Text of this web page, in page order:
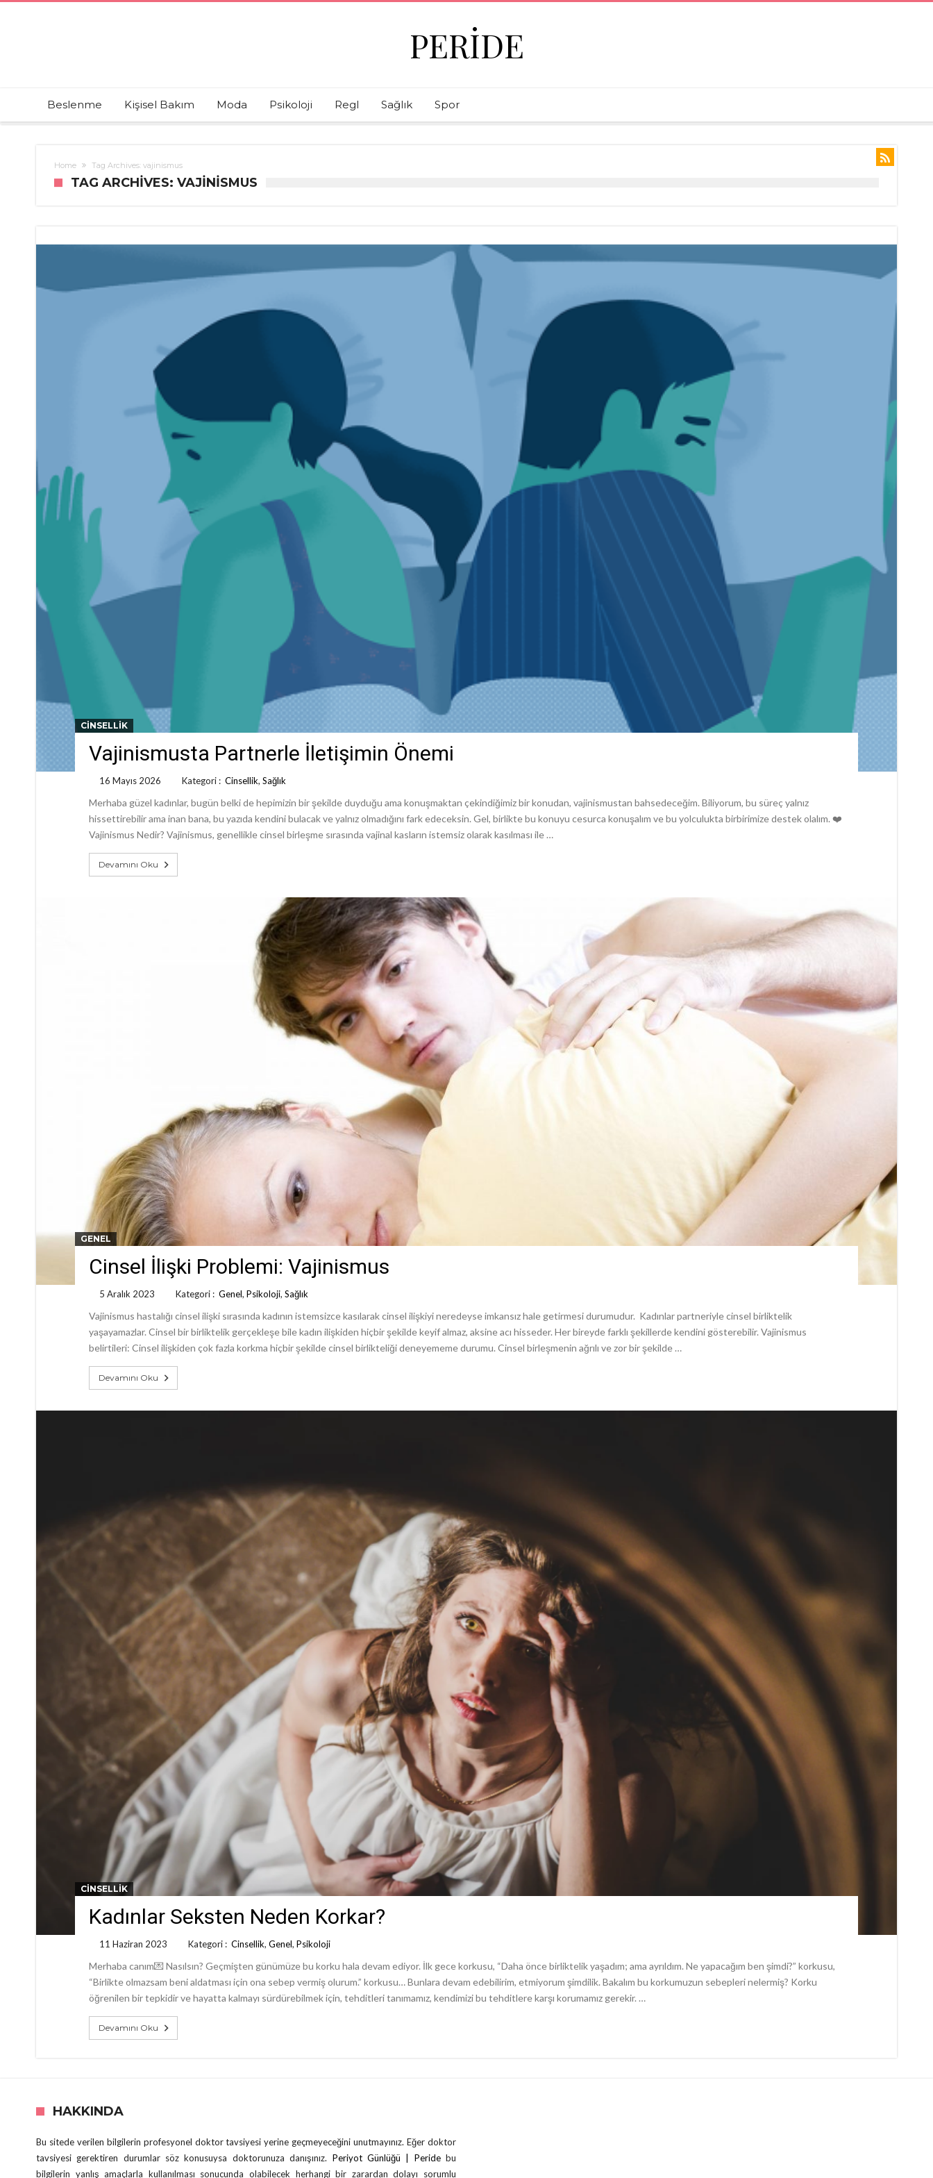
PERIDE
Beslenme Kişisel Bakım Moda Psikoloji Regl Sağlık Spor
Home Tag Archives: vajinismus
TAG ARCHIVES: VAJINISMUS
CINSELLIK
Vajinismusta Partnerle İletişimin Önemi
16 Mayıs 2026 Kategori : Cinsellik, Sağlık
Merhaba güzel kadınlar, bugün belki de hepimizin bir şekilde duyduğu ama konuşmaktan çekindiğimiz bir konudan, vajinismustan bahsedeceğim. Biliyorum, bu süreç yalnız
hissettirebilir ama inan bana, bu yazıda kendini bulacak ve yalnız olmadığını fark edeceksin. Gel, birlikte bu konuyu cesurca konuşalım ve bu yolculukta birbirimize destek olalım. ❤️
Vajinismus Nedir? Vajinismus, genellikle cinsel birleşme sırasında vajinal kasların istemsiz olarak kasılması ile …
Devamını Oku
GENEL
Cinsel İlişki Problemi: Vajinismus
5 Aralık 2023 Kategori : Genel, Psikoloji, Sağlık
Vajinismus hastalığı cinsel ilişki sırasında kadının istemsizce kasılarak cinsel ilişkiyi neredeyse imkansız hale getirmesi durumudur. Kadınlar partneriyle cinsel birliktelik
yaşayamazlar. Cinsel bir birliktelik gerçekleşe bile kadın ilişkiden hiçbir şekilde keyif almaz, aksine acı hisseder. Her bireyde farklı şekillerde kendini gösterebilir. Vajinismus
belirtileri: Cinsel ilişkiden çok fazla korkma hiçbir şekilde cinsel birlikteliği deneyememe durumu. Cinsel birleşmenin ağrılı ve zor bir şekilde …
Devamını Oku
CINSELLIK
Kadınlar Seksten Neden Korkar?
11 Haziran 2023 Kategori : Cinsellik, Genel, Psikoloji
Merhaba canım💌 Nasılsın? Geçmişten günümüze bu korku hala devam ediyor. İlk gece korkusu, “Daha önce birliktelik yaşadım; ama ayrıldım. Ne yapacağım ben şimdi?” korkusu,
“Birlikte olmazsam beni aldatması için ona sebep vermiş olurum.” korkusu… Bunlara devam edebilirim, etmiyorum şimdilik. Bakalım bu korkumuzun sebepleri nelermiş? Korku
öğrenilen bir tepkidir ve hayatta kalmayı sürdürebilmek için, tehditleri tanımamız, kendimizi bu tehditlere karşı korumamız gerekir. …
Devamını Oku
HAKKINDA
Bu sitede verilen bilgilerin profesyonel doktor tavsiyesi yerine geçmeyeceğini unutmayınız. Eğer doktor
tavsiyesi gerektiren durumlar söz konusuysa doktorunuza danışınız. Periyot Günlüğü | Peridebu
bilgilerin yanlış amaçlarla kullanılması sonucunda olabilecek herhangi bir zarardan dolayı sorumlu